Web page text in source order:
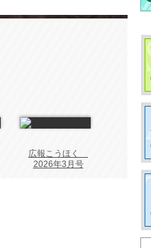
広報こうほく
2026年3月号